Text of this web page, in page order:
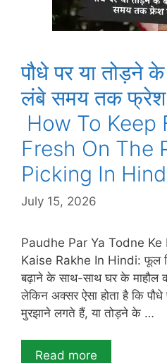
पौधे पर या तोड़ने
लंबे समय तक
How To Keep
Fresh On The
Picking In
July 15, 2026
Paudhe Par Ya Todne
Kaise Rakhe In Hindi: फूल
बढ़ाने के साथ-साथ घर के माहौल
लेकिन अक्सर ऐसा होता है कि
मुरझाने लगते हैं, या तोड़ने के …
Read more